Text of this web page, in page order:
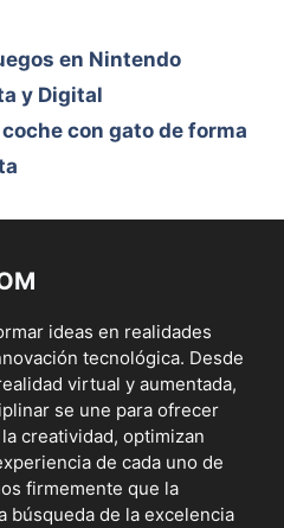
en Nintendo
y Digital
con gato de forma
ideas en realidades
tecnológica. Desde
virtual y aumentada,
se une para ofrecer
creatividad, optimizan
de cada uno de
firmemente que la
búsqueda de la excelencia